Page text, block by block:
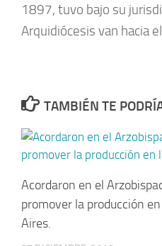
1897, tuvo bajo su
Arquidiócesis van hacia
TAMBIÉN TE
Acordaron en el
promover la producción
Aires.